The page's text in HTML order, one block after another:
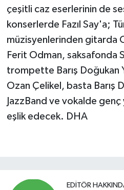
çeşitli caz eserlerinin de
konserlerde Fazıl Say'a;
müzisyenlerinden gitarda
Ferit Odman, saksafonda
trompette Barış Doğukan
Ozan Çelikel, basta Barış
JazzBand ve vokalde
eşlik edecek. DHA
EDITÖR